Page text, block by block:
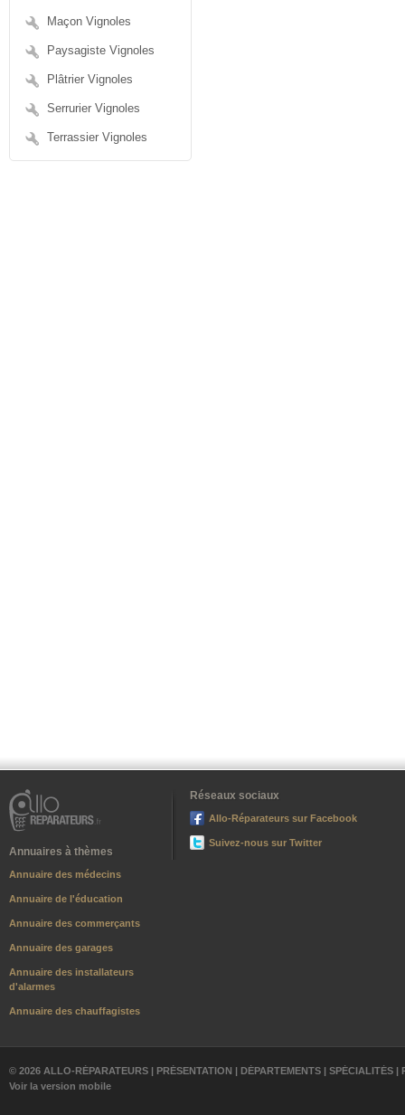
Maçon Vignoles
Paysagiste Vignoles
Plâtrier Vignoles
Serrurier Vignoles
Terrassier Vignoles
Annuaires à thèmes
Annuaire des médecins
Annuaire de l'éducation
Annuaire des commerçants
Annuaire des garages
Annuaire des installateurs
d'alarmes
Annuaire des chauffagistes
Réseaux sociaux
Allo-Réparateurs sur Facebook
Suivez-nous sur Twitter
© 2026 ALLO-RÉPARATEURS | PRÉSENTATION | DÉPARTEMENTS | SPÉCIALITÉS |
Voir la version mobile